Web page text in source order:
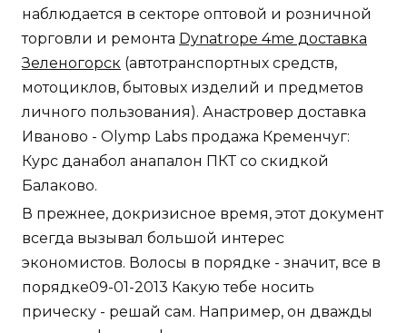
наблюдается в секторе оптовой и розничной
торговли и ремонта Dynatrope 4me доставка
Зеленогорск (автотранспортных средств,
мотоциклов, бытовых изделий и предметов
личного пользования). Анастровер доставка
Иваново - Olymp Labs продажа Кременчуг:
Курс данабол анапалон ПКТ со скидкой
Балаково.
В прежнее, докризисное время, этот документ
всегда вызывал большой интерес
экономистов. Волосы в порядке - значит, все в
порядке09-01-2013 Какую тебе носить
прическу - решай сам. Например, он дважды